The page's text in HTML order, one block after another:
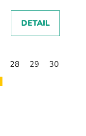
DETAIL
28 29 30